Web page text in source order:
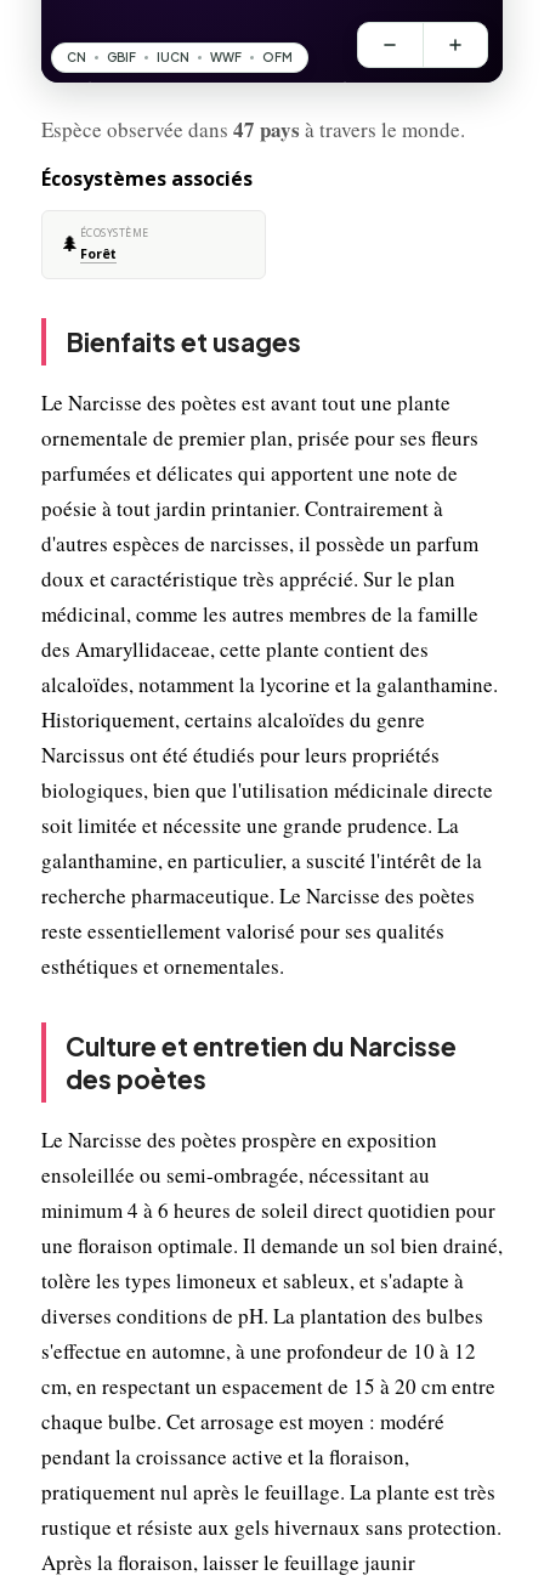
Espèce observée dans 47 pays à travers le monde.
Écosystèmes associés
🌲 ÉCOSYSTÈME
Forêt
Bienfaits et usages
Le Narcisse des poètes est avant tout une plante
ornementale de premier plan, prisée pour ses fleurs
parfumées et délicates qui apportent une note de
poésie à tout jardin printanier. Contrairement à
d'autres espèces de narcisses, il possède un parfum
doux et caractéristique très apprécié. Sur le plan
médicinal, comme les autres membres de la famille
des Amaryllidaceae, cette plante contient des
alcaloïdes, notamment la lycorine et la galanthamine.
Historiquement, certains alcaloïdes du genre
Narcissus ont été étudiés pour leurs propriétés
biologiques, bien que l'utilisation médicinale directe
soit limitée et nécessite une grande prudence. La
galanthamine, en particulier, a suscité l'intérêt de la
recherche pharmaceutique. Le Narcisse des poètes
reste essentiellement valorisé pour ses qualités
esthétiques et ornementales.
Culture et entretien du Narcisse
des poètes
Le Narcisse des poètes prospère en exposition
ensoleillée ou semi-ombragée, nécessitant au
minimum 4 à 6 heures de soleil direct quotidien pour
une floraison optimale. Il demande un sol bien drainé,
tolère les types limoneux et sableux, et s'adapte à
diverses conditions de pH. La plantation des bulbes
s'effectue en automne, à une profondeur de 10 à 12
cm, en respectant un espacement de 15 à 20 cm entre
chaque bulbe. Cet arrosage est moyen : modéré
pendant la croissance active et la floraison,
pratiquement nul après le feuillage. La plante est très
rustique et résiste aux gels hivernaux sans protection.
Après la floraison, laisser le feuillage jaunir